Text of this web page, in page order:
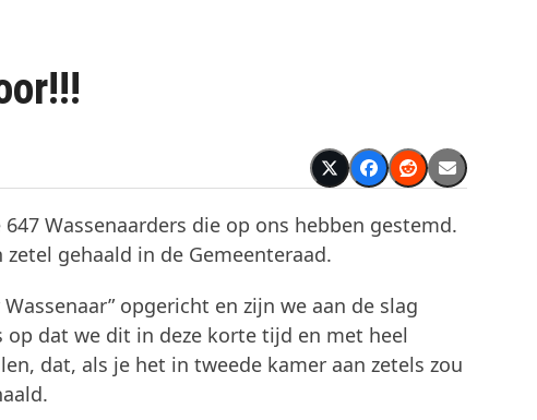
Wassenaarders die op ons hebben gestemd.
gehaald in de Gemeenteraad.
opgericht en zijn we aan de slag
dat we dit in deze korte tijd en met heel
dat, als je het in tweede kamer aan zetels zou